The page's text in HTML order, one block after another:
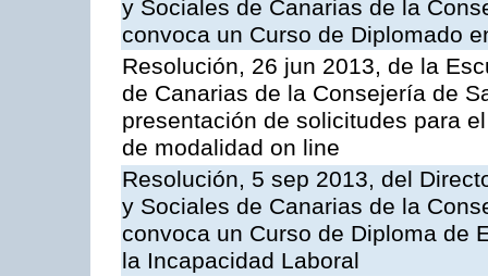
y Sociales de Canarias de la
convoca un Curso de Diplomado
Resolución, 26 jun 2013, de la
de Canarias de la Consejería de
presentación de solicitudes para
de modalidad on line
Resolución, 5 sep 2013, del
y Sociales de Canarias de la
convoca un Curso de Diploma de
la Incapacidad Laboral